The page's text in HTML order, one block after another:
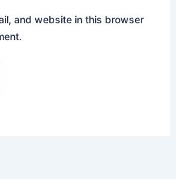
and website in this browser